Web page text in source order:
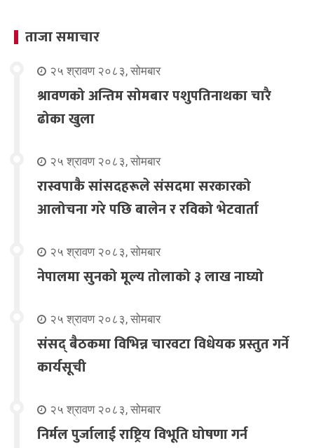
ताजा समाचार
२५ श्रावण २०८३, सोमबार
श्रावणको अन्तिम सोमबार पशुपतिनाथका चारै
ढोका खुला
२५ श्रावण २०८३, सोमबार
रास्वपाकै सांसदहरूले संसदमा सरकारको
आलोचना गरे पछि बालेन र रविको भेटवार्ता
२५ श्रावण २०८३, सोमबार
नेपालमा सुनको मूल्य तोलाको ३ लाख नाघ्यो
२५ श्रावण २०८३, सोमबार
संसद् बैठकमा विभिन्न चारवटा विधेयक प्रस्तुत गर्ने
कार्यसूची
२५ श्रावण २०८३, सोमबार
निर्मल पुर्जालाई राष्ट्रिय विभूति घोषणा गर्न